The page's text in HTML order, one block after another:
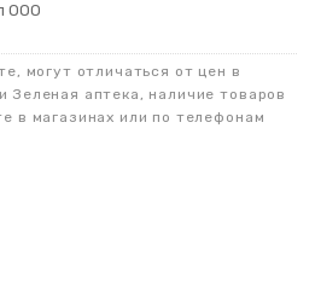
ООО
могут отличаться от цен в
Зеленая аптека, наличие товаров
в магазинах или по телефонам